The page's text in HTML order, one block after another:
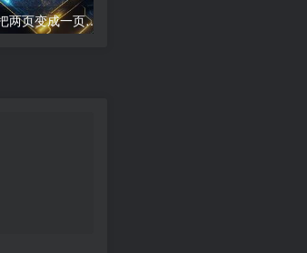
word文档怎么把两页变成一页;两页合为一：新篇崭现